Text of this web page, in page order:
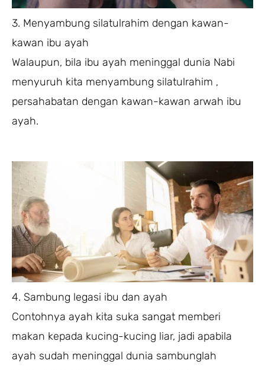
3. Menyambung silatulrahim dengan kawan-
kawan ibu ayah
Walaupun, bila ibu ayah meninggal dunia Nabi
menyuruh kita menyambung silatulrahim ,
persahabatan dengan kawan-kawan arwah ibu
ayah.
4. Sambung legasi ibu dan ayah
Contohnya ayah kita suka sangat memberi
makan kepada kucing-kucing liar, jadi apabila
ayah sudah meninggal dunia sambunglah